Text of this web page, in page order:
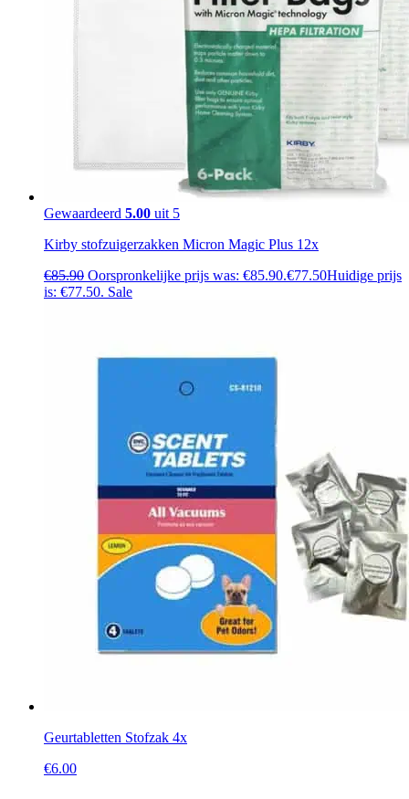
Gewaardeerd 5.00 uit 5
Kirby stofzuigerzakken Micron Magic Plus 12x
€85.90 Oorspronkelijke prijs was: €85.90.€77.50Huidige prijs
is: €77.50. Sale
Geurtabletten Stofzak 4x
€6.00